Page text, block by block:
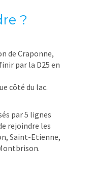
?
de Craponne,
par la D25 en
côté du lac.
par 5 lignes
rejoindre les
Saint-Etienne,